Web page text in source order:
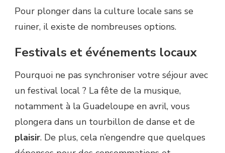
Pour plonger dans la culture locale sans se
ruiner, il existe de nombreuses options.
Festivals et événements locaux
Pourquoi ne pas synchroniser votre séjour avec
un festival local ? La fête de la musique,
notamment à la Guadeloupe en avril, vous
plongera dans un tourbillon de danse et de
plaisir. De plus, cela n’engendre que quelques